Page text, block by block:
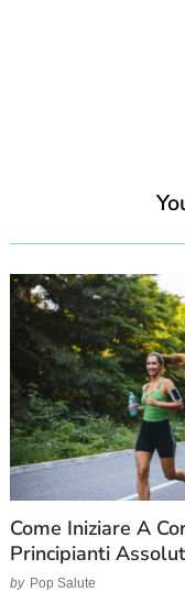
Come Iniziare A
Principianti
by Pop Salute